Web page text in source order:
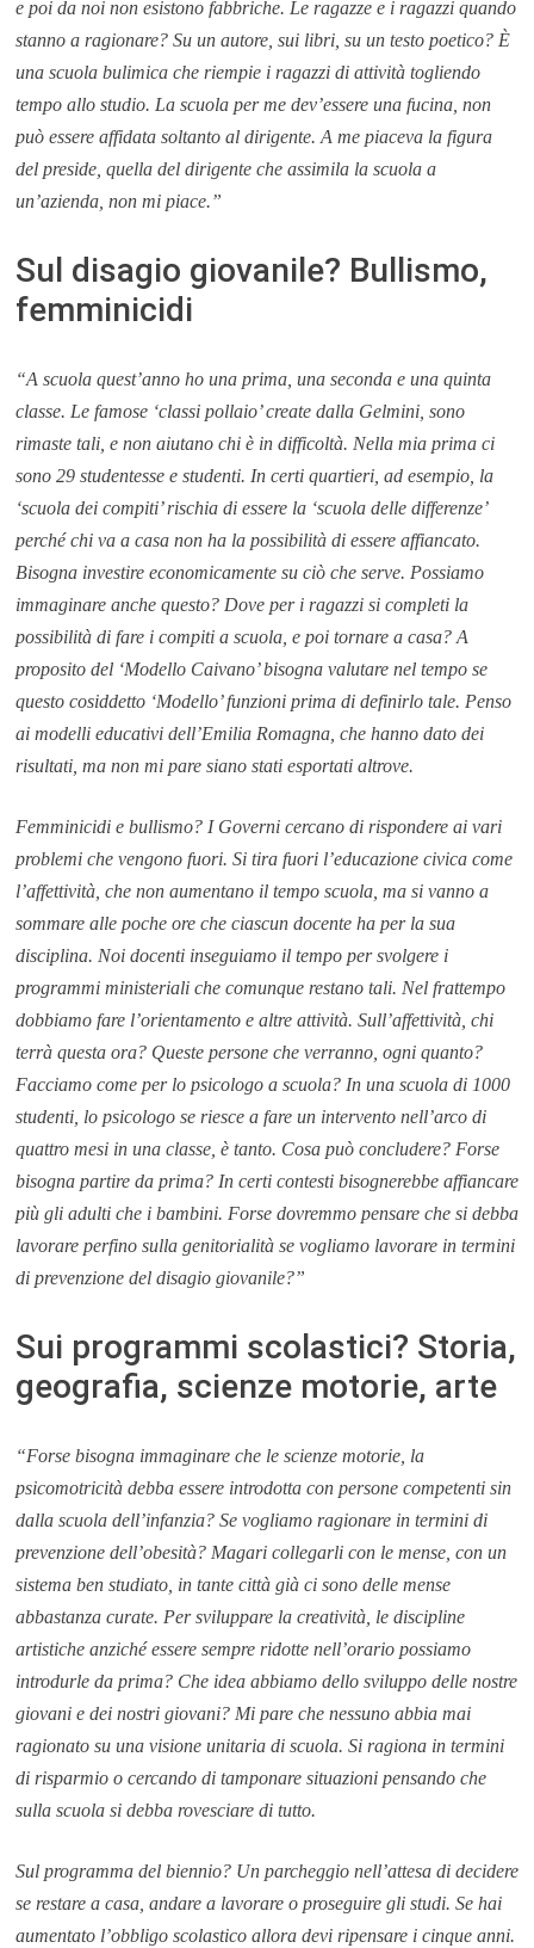
e poi da noi non esistono fabbriche. Le ragazze e i ragazzi quando
stanno a ragionare? Su un autore, sui libri, su un testo poetico? È
una scuola bulimica che riempie i ragazzi di attività togliendo
tempo allo studio. La scuola per me dev’essere una fucina, non
può essere affidata soltanto al dirigente. A me piaceva la figura
del preside, quella del dirigente che assimila la scuola a
un’azienda, non mi piace.”
Sul disagio giovanile? Bullismo,
femminicidi
“A scuola quest’anno ho una prima, una seconda e una quinta
classe. Le famose ‘classi pollaio’ create dalla Gelmini, sono
rimaste tali, e non aiutano chi è in difficoltà. Nella mia prima ci
sono 29 studentesse e studenti. In certi quartieri, ad esempio, la
‘scuola dei compiti’ rischia di essere la ‘scuola delle differenze’
perché chi va a casa non ha la possibilità di essere affiancato.
Bisogna investire economicamente su ciò che serve. Possiamo
immaginare anche questo? Dove per i ragazzi si completi la
possibilità di fare i compiti a scuola, e poi tornare a casa? A
proposito del ‘Modello Caivano’ bisogna valutare nel tempo se
questo cosiddetto ‘Modello’ funzioni prima di definirlo tale. Penso
ai modelli educativi dell’Emilia Romagna, che hanno dato dei
risultati, ma non mi pare siano stati esportati altrove.
Femminicidi e bullismo? I Governi cercano di rispondere ai vari
problemi che vengono fuori. Si tira fuori l’educazione civica come
l’affettività, che non aumentano il tempo scuola, ma si vanno a
sommare alle poche ore che ciascun docente ha per la sua
disciplina. Noi docenti inseguiamo il tempo per svolgere i
programmi ministeriali che comunque restano tali. Nel frattempo
dobbiamo fare l’orientamento e altre attività. Sull’affettività, chi
terrà questa ora? Queste persone che verranno, ogni quanto?
Facciamo come per lo psicologo a scuola? In una scuola di 1000
studenti, lo psicologo se riesce a fare un intervento nell’arco di
quattro mesi in una classe, è tanto. Cosa può concludere? Forse
bisogna partire da prima? In certi contesti bisognerebbe affiancare
più gli adulti che i bambini. Forse dovremmo pensare che si debba
lavorare perfino sulla genitorialità se vogliamo lavorare in termini
di prevenzione del disagio giovanile?”
Sui programmi scolastici? Storia,
geografia, scienze motorie, arte
“Forse bisogna immaginare che le scienze motorie, la
psicomotricità debba essere introdotta con persone competenti sin
dalla scuola dell’infanzia? Se vogliamo ragionare in termini di
prevenzione dell’obesità? Magari collegarli con le mense, con un
sistema ben studiato, in tante città già ci sono delle mense
abbastanza curate. Per sviluppare la creatività, le discipline
artistiche anziché essere sempre ridotte nell’orario possiamo
introdurle da prima? Che idea abbiamo dello sviluppo delle nostre
giovani e dei nostri giovani? Mi pare che nessuno abbia mai
ragionato su una visione unitaria di scuola. Si ragiona in termini
di risparmio o cercando di tamponare situazioni pensando che
sulla scuola si debba rovesciare di tutto.
Sul programma del biennio? Un parcheggio nell’attesa di decidere
se restare a casa, andare a lavorare o proseguire gli studi. Se hai
aumentato l’obbligo scolastico allora devi ripensare i cinque anni.